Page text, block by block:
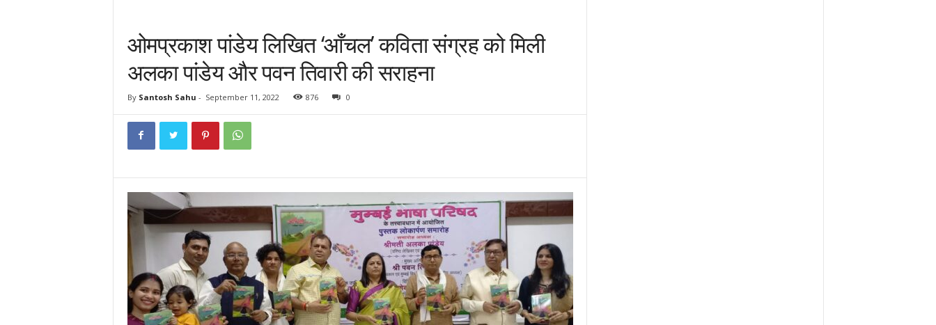
ओमप्रकाश पांडेय लिखित ‘आँचल’ कविता संग्रह को मिली
अलका पांडेय और पवन तिवारी की सराहना
By Santosh Sahu - September 11, 2022 876 0